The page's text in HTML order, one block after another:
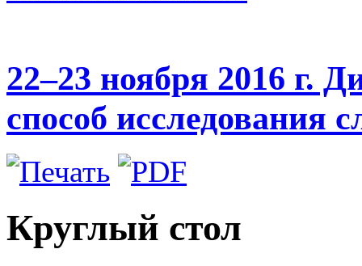
22–23 ноября 2016 г.
способ исследования
Круглый стол